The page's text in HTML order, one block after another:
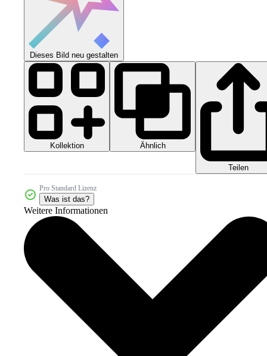
Dieses Bild neu gestalten
Kollektion Ähnlich
Teilen
Pro Standard Lizenz
Was ist das?
Weitere Informationen